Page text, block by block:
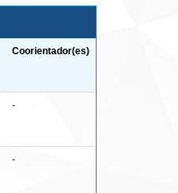
Coorientador(es)
-
-